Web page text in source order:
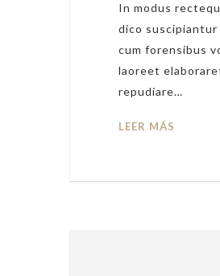
In modus
dico
cum forensibus
laoreet
repudiare…
LEER MÁS